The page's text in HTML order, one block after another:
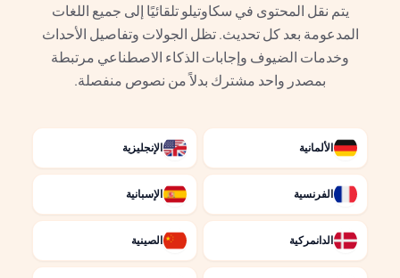
يتم نقل المحتوى في سكاوتيلو تلقائيًا إلى جميع اللغات
المدعومة بعد كل تحديث. تظل الجولات وتفاصيل الأحداث
وخدمات الضيوف وإجابات الذكاء الاصطناعي مرتبطة
بمصدر واحد مشترك بدلاً من نصوص منفصلة.
الألمانية الإنجليزية
الفرنسية الإسبانية
الدانمركية الصينية